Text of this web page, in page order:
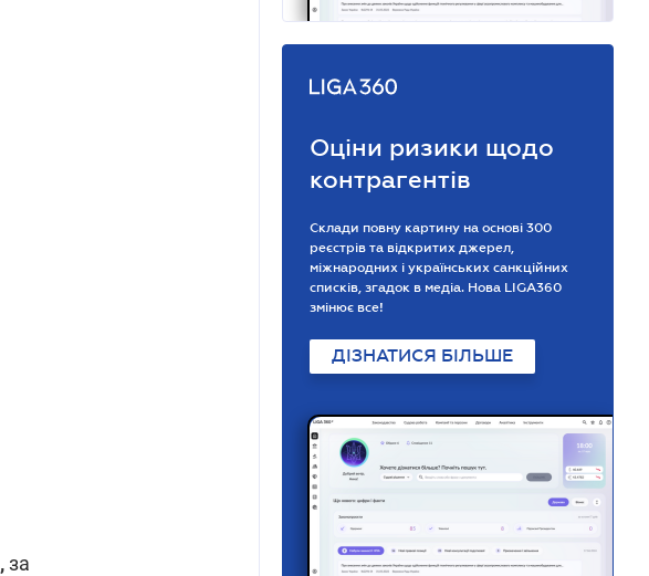
,за
Оціни ризики щодо
контрагентів
Склади повну картину на основі 300
реєстрів та відкритих джерел,
міжнародних і українських санкційних
списків, згадок в медіа. Нова LIGA360
змінює все!
ДІЗНАТИСЯ БІЛЬШЕ